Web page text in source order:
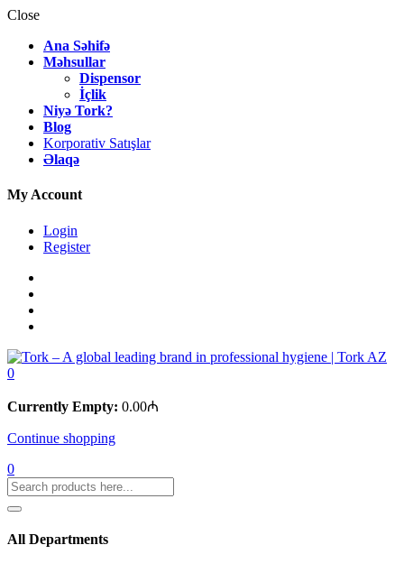
Close
Ana Səhifə
Məhsullar
Dispensor
İçlik
Niyə Tork?
Blog
Korporativ Satışlar
Əlaqə
My Account
Login
Register
0
Currently Empty: 0.00₼
Continue shopping
0
All Departments